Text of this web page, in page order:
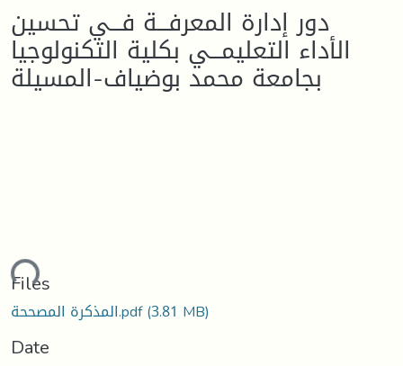
دور إدارة المعرفـــة فـــي تحسین
الأداء التعلیمـــي بكلیة التكنولوجیا
بجامعة محمد بوضیاف-المسیلة
Files
المذكرة المصححة.pdf(3.81 MB)
Date